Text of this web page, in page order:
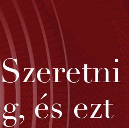
és ezt